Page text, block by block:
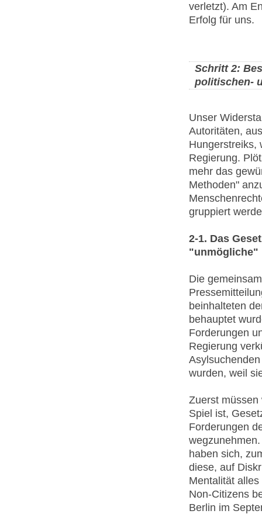
verletzt). Am
Erfolg für uns.
Schritt 2:
politischen-
Unser
Autoritäten,
Hungerstreiks,
Regierung.
mehr das
Methoden"
gruppiert
2-1. Das
"unmögliche"
Die
beinhalteten
behauptet
Forderungen
Regierung
wurden, weil
Zuerst müssen
Spiel ist,
Forderungen
haben sich,
diese, auf
Mentalität
Non-Citizens
Berlin im